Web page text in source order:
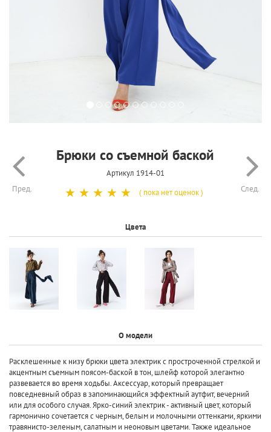
Пред.
Брюки со съемной баской
Артикул 1914-01
След.
☆
☆
☆
☆
☆ ( пока нет оценок )
Цвета
О модели
Расклешенные к низу брюки цвета электрик с простроченной стрелкой и
акцентным съемным поясом-баской в тон, шлейф которой элегантно
развевается во время ходьбы. Аксессуар, который превращает
повседневный образ в запоминающийся эффектный аутфит, вечерний
или для особого случая. Ярко-синий электрик - активный цвет, который
гармонично сочетается с черным, белым и молочными оттенками, яркими
травянисто-зеленым, салатным и неоновым цветами. Также идеальное